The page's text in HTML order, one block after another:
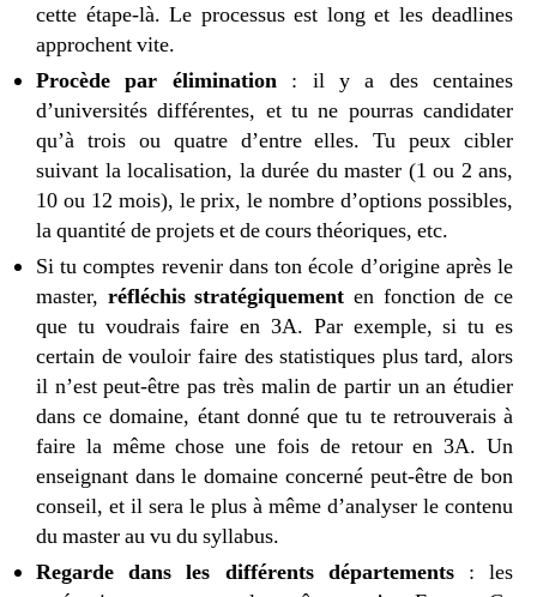
cette étape-là. Le processus est long et les deadlines
approchent vite.
Procède par élimination: il y a des centaines
d’universités différentes, et tu ne pourras candidater
qu’à trois ou quatre d’entre elles. Tu peux cibler
suivant la localisation, la durée du master (1 ou 2 ans,
10 ou 12 mois), le prix, le nombre d’options possibles,
la quantité de projets et de cours théoriques, etc.
Si tu comptes revenir dans ton école d’origine après le
master, réfléchis stratégiquement en fonction de ce
que tu voudrais faire en 3A. Par exemple, si tu es
certain de vouloir faire des statistiques plus tard, alors
il n’est peut-être pas très malin de partir un an étudier
dans ce domaine, étant donné que tu te retrouverais à
faire la même chose une fois de retour en 3A. Un
enseignant dans le domaine concerné peut-être de bon
conseil, et il sera le plus à même d’analyser le contenu
du master au vu du syllabus.
Regarde dans les différents départements: les